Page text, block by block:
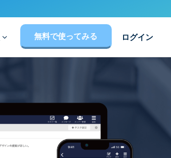
無料で使ってみる ログイン